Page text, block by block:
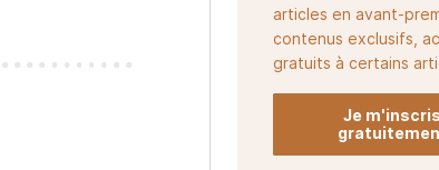
articles en avant-
contenus exclusifs,
gratuits à certains
Je m'inscris